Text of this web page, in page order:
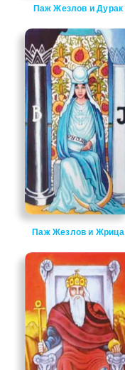
Паж Жезлов и Дурак
Паж Жезлов и Жрица